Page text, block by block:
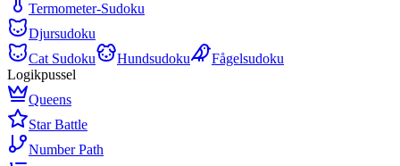
Termometer-Sudoku
Djursudoku
Cat Sudoku
Hundsudoku
Fågelsudoku
Logikpussel
Queens
Star Battle
Number Path